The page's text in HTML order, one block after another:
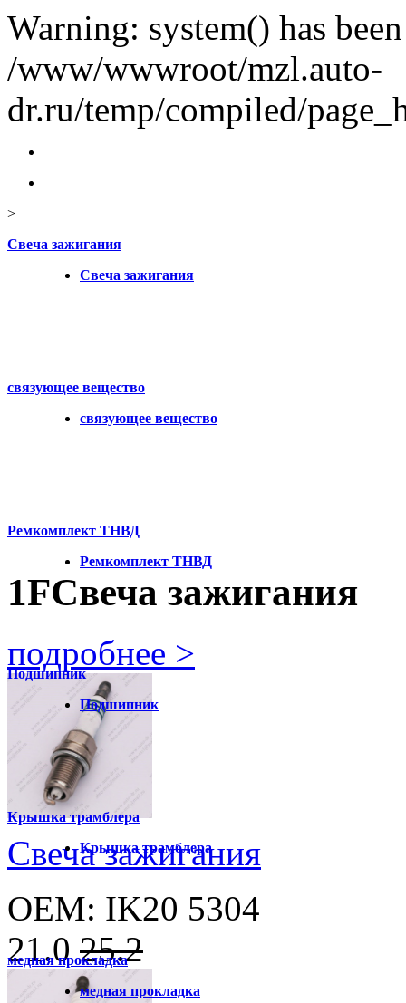
Warning: system() has
/www/wwwroot/mzl.auto-
dr.ru/temp/compiled/
>
Свеча зажигания
Свеча зажигания
связующее вещество
связующее вещество
Ремкомплект ТНВД
Ремкомплект ТНВД
Подшипник
Подшипник
Крышка трамблера
Крышка трамблера
медная прокладка
медная прокладка
1FСвеча зажигания
подробнее >
Свеча зажигания
OEM: IK20 5304
21.025.2